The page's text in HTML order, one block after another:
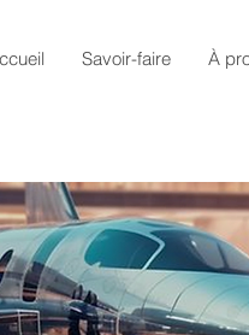
Savoir-faire À